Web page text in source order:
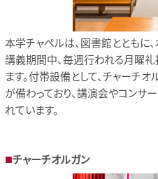
本学チャペルは、図書館とともに
講義期間中、毎週行われる月曜
ます。付帯設備として、チャーチ
が備わっており、講演会やコンサ
れています。
チャーチオルガン